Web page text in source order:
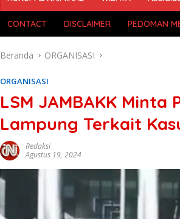
CONTACT DISCLAIMER PEDOMAN
Beranda ORGANISASI
ORGANISASI
LSM JAMBAKK Minta
Lampung Terkait
Redaksi
Agustus 19, 2024